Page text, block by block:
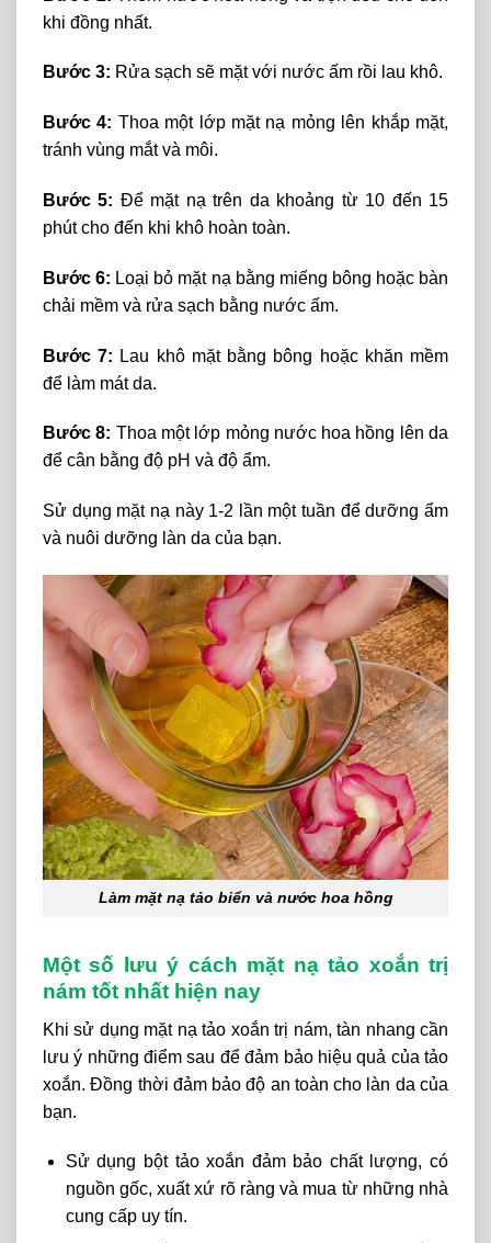
khi đồng nhất.
Bước 3: Rửa sạch sẽ mặt với nước ấm rồi lau khô.
Bước 4: Thoa một lớp mặt nạ mỏng lên khắp mặt,
tránh vùng mắt và môi.
Bước 5: Để mặt nạ trên da khoảng từ 10 đến 15
phút cho đến khi khô hoàn toàn.
Bước 6: Loại bỏ mặt nạ bằng miếng bông hoặc bàn
chải mềm và rửa sạch bằng nước ấm.
Bước 7: Lau khô mặt bằng bông hoặc khăn mềm
để làm mát da.
Bước 8: Thoa một lớp mỏng nước hoa hồng lên da
để cân bằng độ pH và độ ẩm.
Sử dụng mặt nạ này 1-2 lần một tuần để dưỡng ẩm
và nuôi dưỡng làn da của bạn.
Làm mặt nạ tảo biển và nước hoa hồng
Một số lưu ý cách mặt nạ tảo xoắn trị
nám tốt nhất hiện nay
Khi sử dụng mặt nạ tảo xoắn trị nám, tàn nhang cần
lưu ý những điểm sau để đảm bảo hiệu quả của tảo
xoắn. Đồng thời đảm bảo độ an toàn cho làn da của
bạn.
Sử dụng bột tảo xoắn đảm bảo chất lượng, có
nguồn gốc, xuất xứ rõ ràng và mua từ những nhà
cung cấp uy tín.